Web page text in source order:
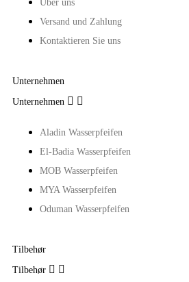
Über uns
Versand und Zahlung
Kontaktieren Sie uns
Unternehmen
Unternehmen  
Aladin Wasserpfeifen
El-Badia Wasserpfeifen
MOB Wasserpfeifen
MYA Wasserpfeifen
Oduman Wasserpfeifen
Tilbehør
Tilbehør  